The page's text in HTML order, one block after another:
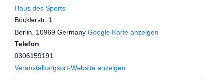
Haus des Sports
Böcklerstr. 1
Berlin
10969 Germany Google Karte anzeigen
Telefon
0306159191
Veranstaltungsort-Website anzeigen